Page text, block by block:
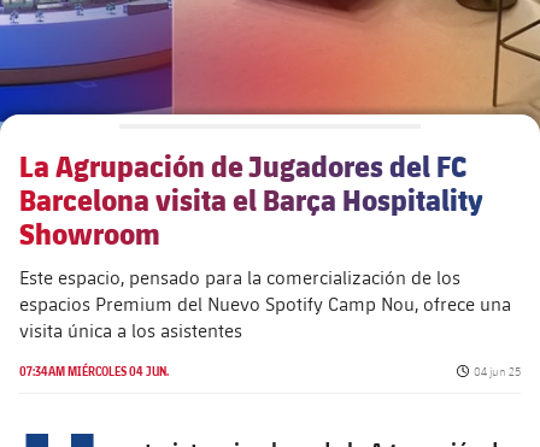
Presidentes
Patronato FBV
Transparencia
Alianzas
Contacto
La Agrupación de Jugadores del FC
Barcelona visita el Barça Hospitality
Showroom
Este espacio, pensado para la comercialización de los
espacios Premium del Nuevo Spotify Camp Nou, ofrece una
visita única a los asistentes
07:34AM MIÉRCOLES 04 JUN. Fecha de
04 jun 25